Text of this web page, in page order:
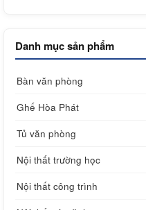
Danh mục sản phẩm
Bàn văn phòng
Ghế Hòa Phát
Tủ văn phòng
Nội thất trường học
Nội thất công trình